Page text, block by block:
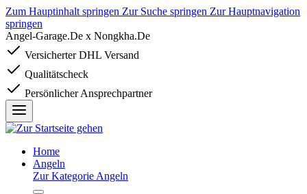
Zum Hauptinhalt springen Zur Suche springen Zur Hauptnavigation
springen
Angel-Garage.De x Nongkha.De
Versicherter DHL Versand
Qualitätscheck
Persönlicher Ansprechpartner
Home
Angeln
Zur Kategorie Angeln